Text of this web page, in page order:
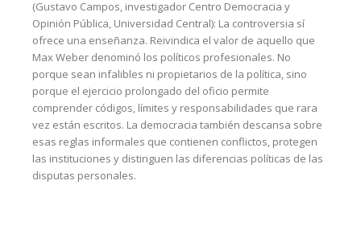
(Gustavo Campos, investigador Centro Democracia y
Opinión Pública, Universidad Central): La controversia sí
ofrece una enseñanza. Reivindica el valor de aquello que
Max Weber denominó los políticos profesionales. No
porque sean infalibles ni propietarios de la política, sino
porque el ejercicio prolongado del oficio permite
comprender códigos, límites y responsabilidades que rara
vez están escritos. La democracia también descansa sobre
esas reglas informales que contienen conflictos, protegen
las instituciones y distinguen las diferencias políticas de las
disputas personales.